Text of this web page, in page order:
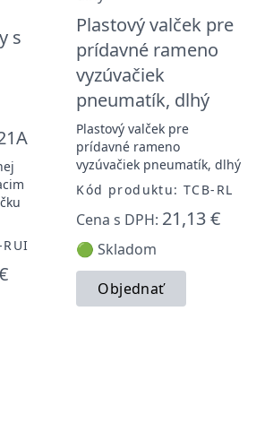
s
Plastový valček pre
prídavné rameno
vyzúvačiek
pneumatík, dlhý
Plastový valček pre
prídavné rameno
vyzúvačiek pneumatík, dlhý
Kód produktu: TCB-RL
Cena s DPH: 21,13 €
🟢 Skladom
Objednať